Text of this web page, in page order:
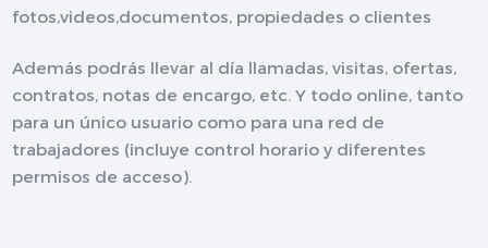
fotos,videos,documentos, propiedades o clientes
Además podrás llevar al día llamadas, visitas, ofertas,
contratos, notas de encargo, etc. Y todo online, tanto
para un único usuario como para una red de
trabajadores (incluye control horario y diferentes
permisos de acceso).